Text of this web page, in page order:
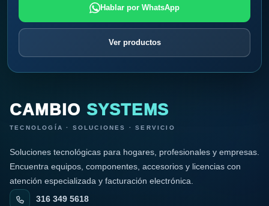
Hablar por WhatsApp
Ver productos
CAMBIO SYSTEMS
TECNOLOGÍA · SOLUCIONES · SERVICIO
Soluciones tecnológicas para hogares, profesionales y empresas.
Encuentra equipos, componentes, accesorios y licencias con
atención especializada y facturación electrónica.
316 349 5618